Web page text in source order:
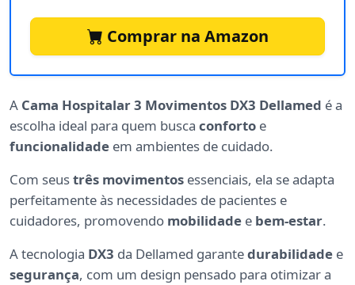
Comprar na Amazon
A Cama Hospitalar 3 Movimentos DX3 Dellamed é a
escolha ideal para quem busca conforto e
funcionalidade em ambientes de cuidado.
Com seustrês movimentos essenciais, ela se adapta
perfeitamente às necessidades de pacientes e
cuidadores, promovendo mobilidade e bem-estar.
A tecnologia DX3 da Dellamed garantedurabilidade e
segurança, com um design pensado para otimizar a